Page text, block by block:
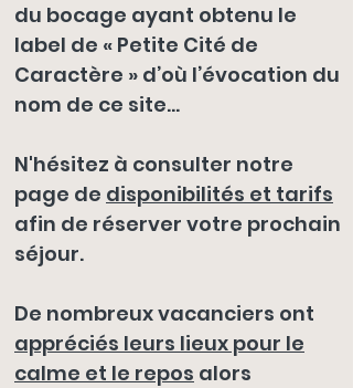
du bocage ayant obtenu le
label de « Petite Cité de
Caractère » d’où l’évocation du
nom de ce site...
N'hésitez à consulter notre
page de disponibilités et tarifs
afin de réserver votre prochain
séjour.
De nombreux vacanciers ont
appréciés leurs lieux pour le
calme et le repos alors